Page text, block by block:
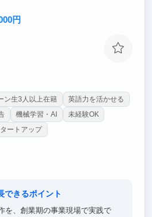
円
ン生3人以上在籍
英語力を活かせる
機械学習・AI
未経験OK
ートアップ
できるポイント
を、創業期の事業現場で実践で